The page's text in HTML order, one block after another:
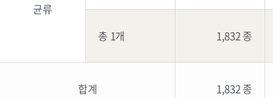
균류
총 1개 1,832 종
합계 1,832 종